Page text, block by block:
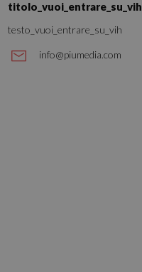
titolo_vuoi_entrare_su_vih
testo_vuoi_entrare_su_vih
info@piumedia.com
basate sul linguaggio